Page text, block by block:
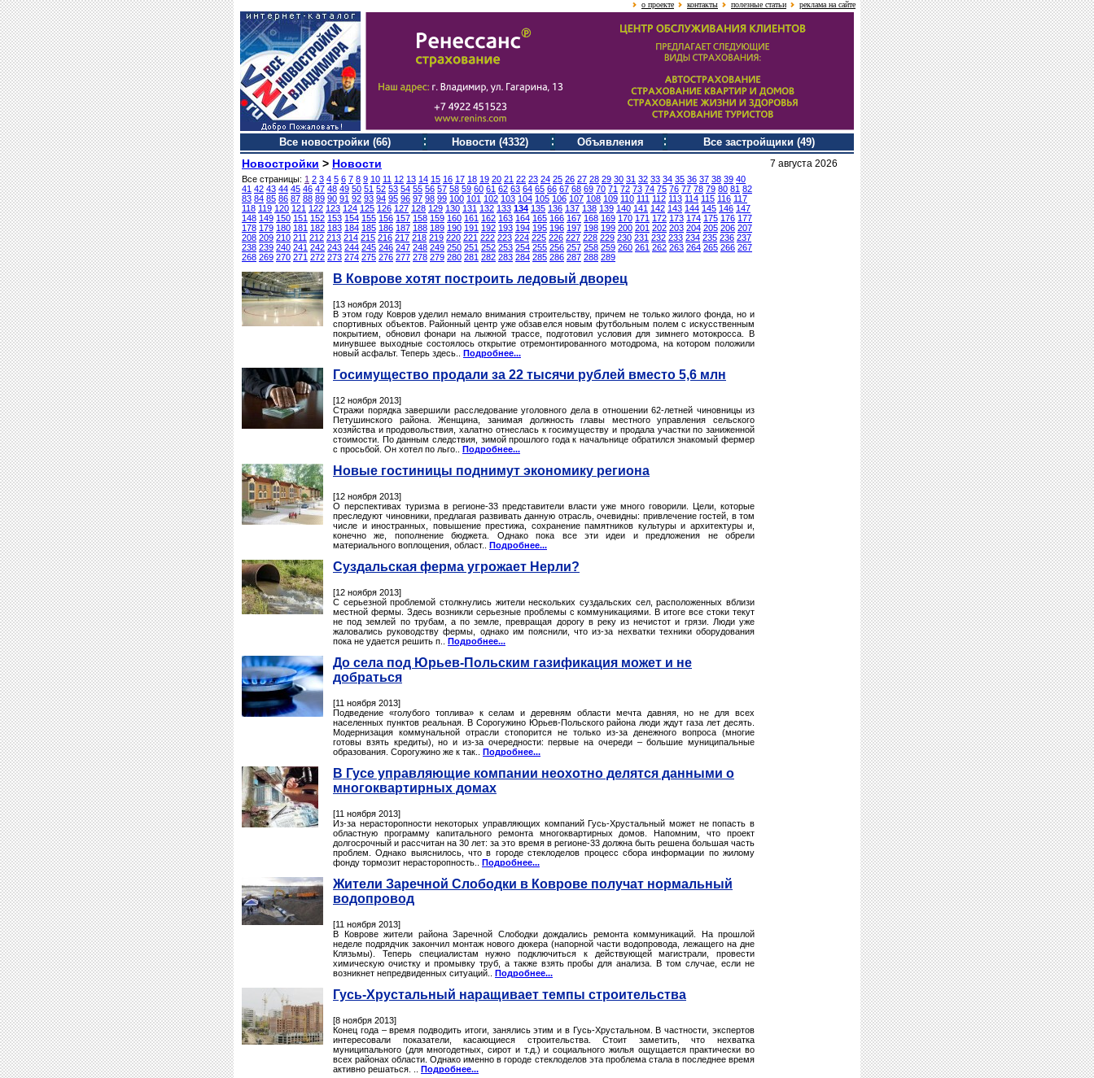
о проекте контакты полезные статьи реклама на сайте
Все новостройки (66) Новости (4332) Объявления Все застройщики (49)
Новостройки > Новости 7 августа 2026
Все страницы: 1 2 3 4 5 6 7 8 9 10 11 12 13 14 15 16 17 18 19 20 21 22 23 24 25 26 27 28 29 30 31 32 33 34 35 36 37 38 39 40
41 42 43 44 45 46 47 48 49 50 51 52 53 54 55 56 57 58 59 60 61 62 63 64 65 66 67 68 69 70 71 72 73 74 75 76 77 78 79 80 81 82
83 84 85 86 87 88 89 90 91 92 93 94 95 96 97 98 99 100 101 102 103 104 105 106 107 108 109 110 111 112 113 114 115 116 117
118 119 120 121 122 123 124 125 126 127 128 129 130 131 132 133 134 135 136 137 138 139 140 141 142 143 144 145 146 147
148 149 150 151 152 153 154 155 156 157 158 159 160 161 162 163 164 165 166 167 168 169 170 171 172 173 174 175 176 177
178 179 180 181 182 183 184 185 186 187 188 189 190 191 192 193 194 195 196 197 198 199 200 201 202 203 204 205 206 207
208 209 210 211 212 213 214 215 216 217 218 219 220 221 222 223 224 225 226 227 228 229 230 231 232 233 234 235 236 237
238 239 240 241 242 243 244 245 246 247 248 249 250 251 252 253 254 255 256 257 258 259 260 261 262 263 264 265 266 267
268 269 270 271 272 273 274 275 276 277 278 279 280 281 282 283 284 285 286 287 288 289
В Коврове хотят построить ледовый дворец
[13 ноября 2013]
В этом году Ковров уделил немало внимания строительству, причем не только жилого фонда, но и
спортивных объектов. Районный центр уже обзавелся новым футбольным полем с искусственным
покрытием, обновил фонари на лыжной трассе, подготовил условия для зимнего мотокросса. В
минувшее выходные состоялось открытие отремонтированного мотодрома, на котором положили
новый асфальт. Теперь здесь.. Подробнее...
Госимущество продали за 22 тысячи рублей вместо 5,6 млн
[12 ноября 2013]
Стражи порядка завершили расследование уголовного дела в отношении 62-летней чиновницы из
Петушинского района. Женщина, занимая должность главы местного управления сельского
хозяйства и продовольствия, халатно отнеслась к госимуществу и продала участки по заниженной
стоимости. По данным следствия, зимой прошлого года к начальнице обратился знакомый фермер
с просьбой. Он хотел по льго.. Подробнее...
Новые гостиницы поднимут экономику региона
[12 ноября 2013]
О перспективах туризма в регионе-33 представители власти уже много говорили. Цели, которые
преследуют чиновники, предлагая развивать данную отрасль, очевидны: привлечение гостей, в том
числе и иностранных, повышение престижа, сохранение памятников культуры и архитектуры и,
конечно же, пополнение бюджета. Однако пока все эти идеи и предложения не обрели
материального воплощения, област.. Подробнее...
Суздальская ферма угрожает Нерли?
[12 ноября 2013]
С серьезной проблемой столкнулись жители нескольких суздальских сел, расположенных вблизи
местной фермы. Здесь возникли серьезные проблемы с коммуникациями. В итоге все стоки текут
не под землей по трубам, а по земле, превращая дорогу в реку из нечистот и грязи. Люди уже
жаловались руководству фермы, однако им пояснили, что из-за нехватки техники оборудования
пока не удается решить п.. Подробнее...
До села под Юрьев-Польским газификация может и не
добраться
[11 ноября 2013]
Подведение «голубого топлива» к селам и деревням области мечта давняя, но не для всех
населенных пунктов реальная. В Сорогужино Юрьев-Польского района люди ждут газа лет десять.
Модернизация коммунальной отрасли стопорится не только из-за денежного вопроса (многие
готовы взять кредиты), но и из-за очередности: первые на очереди – большие муниципальные
образования. Сорогужино же к так.. Подробнее...
В Гусе управляющие компании неохотно делятся данными о
многоквартирных домах
[11 ноября 2013]
Из-за нерасторопности некоторых управляющих компаний Гусь-Хрустальный может не попасть в
областную программу капитального ремонта многоквартирных домов. Напомним, что проект
долгосрочный и рассчитан на 30 лет: за это время в регионе-33 должна быть решена большая часть
проблем. Однако выяснилось, что в городе стеклоделов процесс сбора информации по жилому
фонду тормозит нерасторопность.. Подробнее...
Жители Заречной Слободки в Коврове получат нормальный
водопровод
[11 ноября 2013]
В Коврове жители района Заречной Слободки дождались ремонта коммуникаций. На прошлой
неделе подрядчик закончил монтаж нового дюкера (напорной части водопровода, лежащего на дне
Клязьмы). Теперь специалистам нужно подключиться к действующей магистрали, провести
химическую очистку и промывку труб, а также взять пробы для анализа. В том случае, если не
возникнет непредвиденных ситуаций.. Подробнее...
Гусь-Хрустальный наращивает темпы строительства
[8 ноября 2013]
Конец года – время подводить итоги, занялись этим и в Гусь-Хрустальном. В частности, экспертов
интересовали показатели, касающиеся строительства. Стоит заметить, что нехватка
муниципального (для многодетных, сирот и т.д.) и социального жилья ощущается практически во
всех районах области. Однако именно в городе стеклоделов эта проблема стала в последнее время
активно решаться. .. Подробнее...